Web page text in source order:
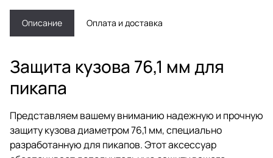
Описание Оплата и доставка
Защита кузова 76,1 мм для
пикапа
Представляем вашему вниманию надежную и прочную
защиту кузова диаметром 76,1 мм, специально
разработанную для пикапов. Этот аксессуар